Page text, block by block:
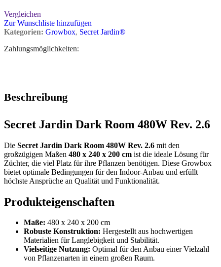
Vergleichen
Zur Wunschliste hinzufügen
Kategorien: Growbox, Secret Jardin®
Zahlungsmöglichkeiten:
Beschreibung
Secret Jardin Dark Room 480W Rev. 2.6
Die Secret Jardin Dark Room 480W Rev. 2.6 mit den
großzügigen Maßen 480 x 240 x 200 cm ist die ideale Lösung für
Züchter, die viel Platz für ihre Pflanzen benötigen. Diese Growbox
bietet optimale Bedingungen für den Indoor-Anbau und erfüllt
höchste Ansprüche an Qualität und Funktionalität.
Produkteigenschaften
Maße: 480 x 240 x 200 cm
Robuste Konstruktion: Hergestellt aus hochwertigen
Materialien für Langlebigkeit und Stabilität.
Vielseitige Nutzung: Optimal für den Anbau einer Vielzahl
von Pflanzenarten in einem großen Raum.